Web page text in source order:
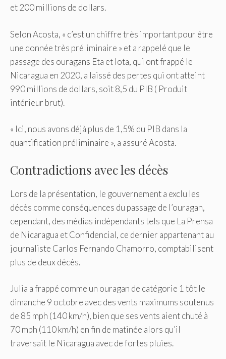
et 200 millions de dollars.
Selon Acosta, « c’est un chiffre très important pour être
une donnée très préliminaire » et a rappelé que le
passage des ouragans Eta et Iota, qui ont frappé le
Nicaragua en 2020, a laissé des pertes qui ont atteint
990 millions de dollars, soit 8,5 du PIB ( Produit
intérieur brut).
« Ici, nous avons déjà plus de 1,5% du PIB dans la
quantification préliminaire », a assuré Acosta.
Contradictions avec les décès
Lors de la présentation, le gouvernement a exclu les
décès comme conséquences du passage de l’ouragan,
cependant, des médias indépendants tels que La Prensa
de Nicaragua et Confidencial, ce dernier appartenant au
journaliste Carlos Fernando Chamorro, comptabilisent
plus de deux décès.
Julia a frappé comme un ouragan de catégorie 1 tôt le
dimanche 9 octobre avec des vents maximums soutenus
de 85 mph (140 km/h), bien que ses vents aient chuté à
70 mph (110 km/h) en fin de matinée alors qu’il
traversait le Nicaragua avec de fortes pluies.